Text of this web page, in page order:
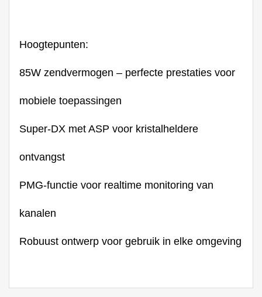
Hoogtepunten:
85W zendvermogen – perfecte prestaties voor
mobiele toepassingen
Super-DX met ASP voor kristalheldere
ontvangst
PMG-functie voor realtime monitoring van
kanalen
Robuust ontwerp voor gebruik in elke omgeving